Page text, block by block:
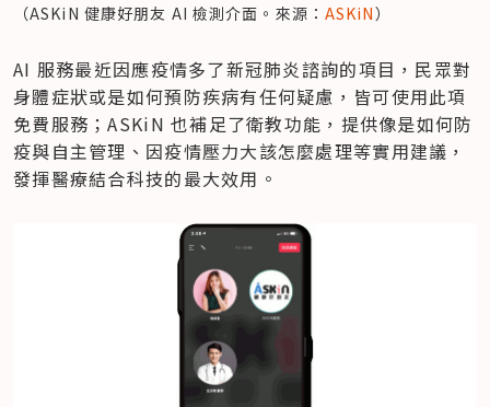
（ASKiN 健康好朋友 AI 檢測介面。來源： ASKiN）
AI 服務最近因應疫情多了新冠肺炎諮詢的項目，民眾對
身體症狀或是如何預防疾病有任何疑慮，皆可使用此項
免費服務；ASKiN 也補足了衛教功能，提供像是如何防
疫與自主管理、因疫情壓力大該怎麼處理等實用建議，
發揮醫療結合科技的最大效用。